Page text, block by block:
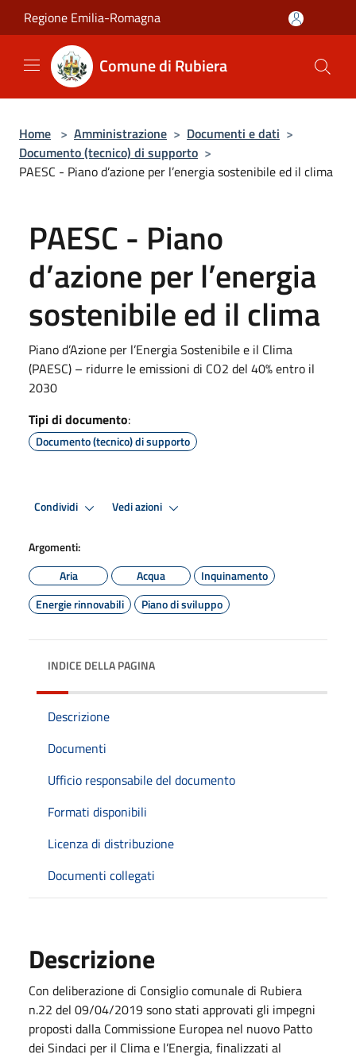
Salta al contenuto principale
Regione Emilia-Romagna
Comune di Rubiera
Home > Amministrazione > Documenti e dati >
Documento (tecnico) di supporto >
PAESC - Piano d’azione per l’energia sostenibile ed il clima
PAESC - Piano
d’azione per l’energia
sostenibile ed il clima
Piano d’Azione per l’Energia Sostenibile e il Clima
(PAESC) – ridurre le emissioni di CO2 del 40% entro il
2030
Tipi di documento:
Documento (tecnico) di supporto
Condividi Vedi azioni
Argomenti:
Aria
Acqua
Inquinamento
Energie rinnovabili
Piano di sviluppo
INDICE DELLA PAGINA
Descrizione
Documenti
Ufficio responsabile del documento
Formati disponibili
Licenza di distribuzione
Documenti collegati
Descrizione
Con deliberazione di Consiglio comunale di Rubiera
n.22 del 09/04/2019 sono stati approvati gli impegni
proposti dalla Commissione Europea nel nuovo Patto
dei Sindaci per il Clima e l’Energia, finalizzati al